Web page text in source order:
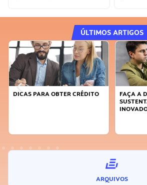
ÚLTIMOS ARTIGOS
DICAS PARA OBTER CRÉDITO
FAÇA A
ARQUIVOS